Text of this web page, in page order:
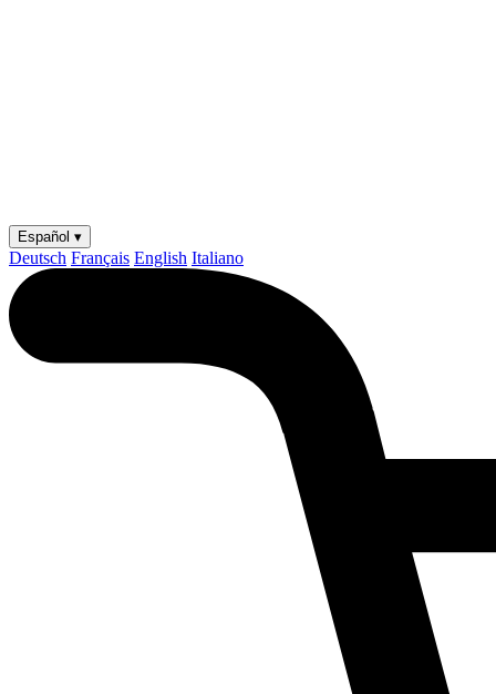
Español ▾
Deutsch Français English Italiano